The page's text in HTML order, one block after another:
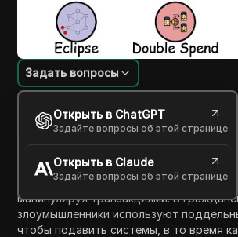
Введение в содержание
Задать вопросы
Открыть в ChatGPT
Задайте вопросы об этой странице
Открыть в Claude
Задайте вопросы об этой странице
Это видео объясняет различные типы
особенно сосредотачиваясь на атаках
гражданских атаках и уязвимостях
Атака 51% позволяет группе
блокчейн, переписывая историю
манипулируя транзакциями. В
злоумышленники используют
чтобы подавить системы, в то время